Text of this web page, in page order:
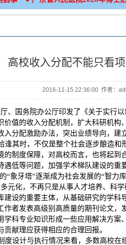
高校收入分配不能只看
2016-11-15 22:36:00 作者：
、国务院办公厅印发了《关于实行
价值的收入分配机制，扩大科研机
入分配激励办法，突出业绩导向，建
逢其时，不仅是整个社会逐步酿造
的制度保障，对高校而言，也将起
低等问题，加强学术梯队建设的重
“象牙塔”逐渐成为社会发展的“智力库
元化，不再只是从事人才培养、科
建设的重要主体，从基础研究的学
作者发表高级别高质量的期刊论文
学科专业知识形成一些应用解决方
贡献理应获得相应的合理回报。
度设计与执行情况来看，多数高校